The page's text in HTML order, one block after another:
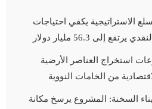
الاستراتيجية يكفي احتياجات
إلى 56.3 مليار دولار
استخراج العناصر الأرضية
من الخامات النووية
السخنة: المشروع يرسخ مكانة